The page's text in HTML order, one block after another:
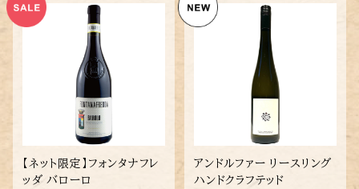
【ネット限定】フォンタナフレ
ッダ バローロ
アンドルファー リースリング
ハンドクラフテッド